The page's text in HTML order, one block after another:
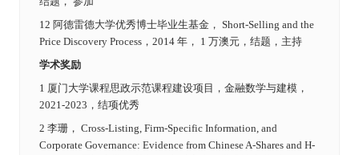
12 阿德雷德大学优秀博士毕业生基金， Short-Selling and the
Price Discovery Process，2014 年， 1 万澳元，结题，主持
学术奖励
1 厦门大学课程思政示范课程建设项目，金融数学与建模，
2021-2023，结项优秀
2 李珊， Cross-Listing, Firm-Specific Information, and
Corporate Governance: Evidence from Chinese A-Shares and H-